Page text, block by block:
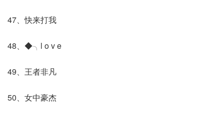
47、快来打我
48、◆╮l o v e
49、王者非凡
50、女中豪杰